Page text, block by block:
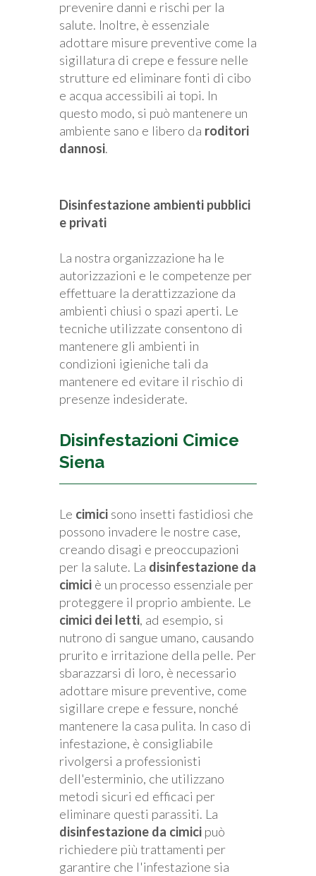
prevenire danni e rischi per la
salute. Inoltre, è essenziale
adottare misure preventive come la
sigillatura di crepe e fessure nelle
strutture ed eliminare fonti di cibo
e acqua accessibili ai topi. In
questo modo, si può mantenere un
ambiente sano e libero da roditori
dannosi.
Disinfestazione ambienti pubblici
e privati
La nostra organizzazione ha le
autorizzazioni e le competenze per
effettuare la derattizzazione da
ambienti chiusi o spazi aperti. Le
tecniche utilizzate consentono di
mantenere gli ambienti in
condizioni igieniche tali da
mantenere ed evitare il rischio di
presenze indesiderate.
Disinfestazioni Cimice
Siena
Le cimici sono insetti fastidiosi che
possono invadere le nostre case,
creando disagi e preoccupazioni
per la salute. La disinfestazione da
cimici è un processo essenziale per
proteggere il proprio ambiente. Le
cimici dei letti, ad esempio, si
nutrono di sangue umano, causando
prurito e irritazione della pelle. Per
sbarazzarsi di loro, è necessario
adottare misure preventive, come
sigillare crepe e fessure, nonché
mantenere la casa pulita. In caso di
infestazione, è consigliabile
rivolgersi a professionisti
dell'esterminio, che utilizzano
metodi sicuri ed efficaci per
eliminare questi parassiti. La
disinfestazione da cimici può
richiedere più trattamenti per
garantire che l'infestazione sia